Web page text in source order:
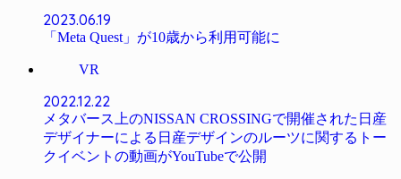
2023.06.19
「Meta Quest」が10歳から利用可能に
VR
2022.12.22
メタバース上のNISSAN CROSSINGで開催された日産
デザイナーによる日産デザインのルーツに関するトー
クイベントの動画がYouTubeで公開